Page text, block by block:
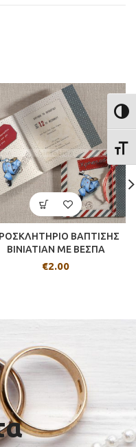
ΒΑΠΤΙΣΗΣ
BINIATIAN ME ΒΕΣΠΑ
€2.00